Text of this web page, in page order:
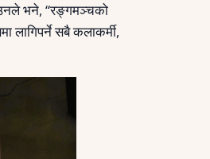
उनले भने, “रङ्गमञ्चको
सबै कलाकर्मी,